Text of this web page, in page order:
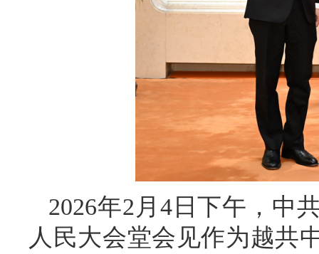
2026年2月4日下午，中
人民大会堂会见作为越共